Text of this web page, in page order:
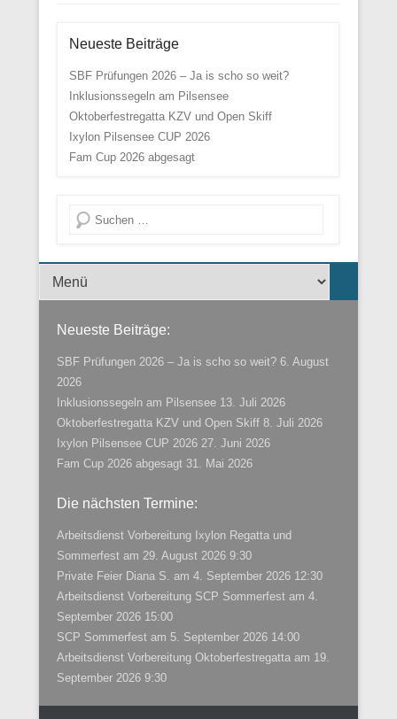
Neueste Beiträge
SBF Prüfungen 2026 – Ja is scho so weit?
Inklusionssegeln am Pilsensee
Oktoberfestregatta KZV und Open Skiff
Ixylon Pilsensee CUP 2026
Fam Cup 2026 abgesagt
Suche
Menü der Fußzeile
Neueste Beiträge:
SBF Prüfungen 2026 – Ja is scho so weit? 6. August
2026
Inklusionssegeln am Pilsensee 13. Juli 2026
Oktoberfestregatta KZV und Open Skiff 8. Juli 2026
Ixylon Pilsensee CUP 2026 27. Juni 2026
Fam Cup 2026 abgesagt 31. Mai 2026
Die nächsten Termine:
Arbeitsdienst Vorbereitung Ixylon Regatta und
Sommerfest am 29. August 2026 9:30
Private Feier Diana S. am 4. September 2026 12:30
Arbeitsdienst Vorbereitung SCP Sommerfest am 4.
September 2026 15:00
SCP Sommerfest am 5. September 2026 14:00
Arbeitsdienst Vorbereitung Oktoberfestregatta am 19.
September 2026 9:30